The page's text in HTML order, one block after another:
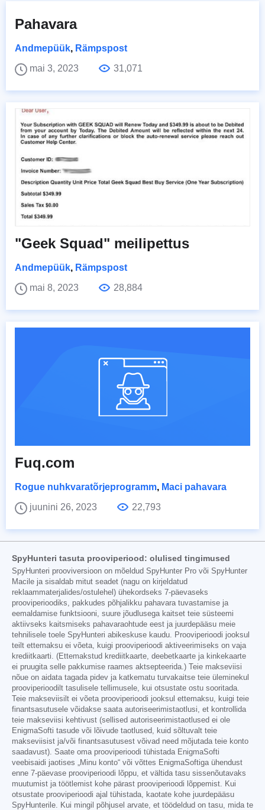
Pahavara
Andmepüük, Rämpspost
mai 3, 2023
31,071
"Geek Squad" meilipettus
Andmepüük, Rämpspost
mai 8, 2023
28,884
Fuq.com
Rogue nuhkvaratõrjeprogramm, Maci pahavara
juunini 26, 2023
22,793
SpyHunteri tasuta prooviperiood: olulised tingimused
SpyHunteri prooviversioon on mõeldud SpyHunter Pro või SpyHunter
Macile ja sisaldab mitut seadet (nagu on kirjeldatud
reklaammaterjalides/ostulehel) ühekordseks 7-päevaseks
prooviperioodiks, pakkudes põhjalikku pahavara tuvastamise ja
eemaldamise funktsiooni, suure jõudlusega kaitset teie süsteemi
aktiivseks kaitsmiseks pahavaraohtude eest ja juurdepääsu meie
tehnilisele toele SpyHunteri abikeskuse kaudu. Prooviperioodi jooksul
teilt ettemaksu ei võeta, kuigi prooviperioodi aktiveerimiseks on vaja
krediitkaarti. (Ettemakstud krediitkaarte, deebetkaarte ja kinkekaarte
ei pruugita selle pakkumise raames aktsepteerida.) Teie makseviisi
nõue on aidata tagada pidev ja katkematu turvakaitse teie üleminekul
prooviperioodilt tasulisele tellimusele, kui otsustate ostu sooritada.
Teie makseviisilt ei võeta prooviperioodi jooksul ettemaksu, kuigi teie
finantsasutusele võidakse saata autoriseerimistaotlusi, et kontrollida
teie makseviisi kehtivust (sellised autoriseerimistaotlused ei ole
EnigmaSofti tasude või lõivude taotlused, kuid sõltuvalt teie
makseviisist ja/või finantsasutusest võivad need mõjutada teie konto
saadavust). Saate oma prooviperioodi tühistada EnigmaSofti
veebisaidi jaotises „Minu konto“ või võttes EnigmaSoftiga ühendust
enne 7-päevase prooviperioodi lõppu, et vältida tasu sissenõutavaks
muutumist ja töötlemist kohe pärast prooviperioodi lõppemist. Kui
otsustate prooviperioodi ajal tühistada, kaotate kohe juurdepääsu
SpyHunterile. Kui mingil põhjusel arvate, et töödeldud on tasu, mida te